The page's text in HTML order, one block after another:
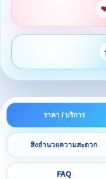
ราคา / บริการ
สิ่งอำนวยความสะดวก
FAQ